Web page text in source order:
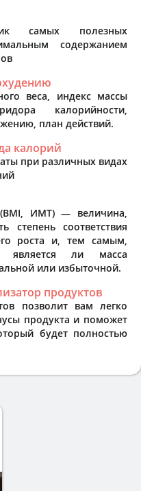
самых полезных
содержанием
веса, индекс массы
калорийности,
план действий.
калорий
при различных видах
ИМТ) — величина,
степень соответствия
роста и, тем самым,
является ли масса
или избыточной.
продуктов
позволит вам легко
продукта и поможет
будет полностью